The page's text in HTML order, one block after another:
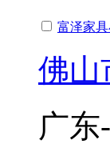
富泽家
佛山
广东